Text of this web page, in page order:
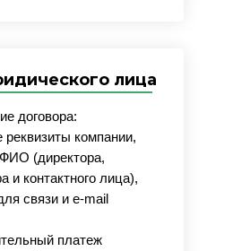
лица
договора:
компании,
(директора,
и контактного лица),
связи и e-mail
платеж